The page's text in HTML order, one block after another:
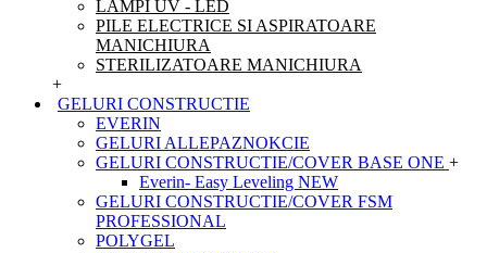
LAMPI UV - LED
PILE ELECTRICE SI ASPIRATOARE
MANICHIURA
STERILIZATOARE MANICHIURA
+
GELURI CONSTRUCTIE
EVERIN
GELURI ALLEPAZNOKCIE
GELURI CONSTRUCTIE/COVER BASE ONE +
Everin- Easy Leveling NEW
GELURI CONSTRUCTIE/COVER FSM
PROFESSIONAL
POLYGEL